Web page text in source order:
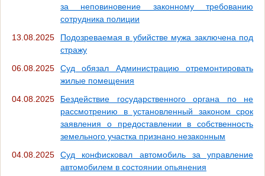
за неповиновение законному требованию
сотрудника полиции
13.08.2025
Подозреваемая в убийстве мужа заключена под
стражу
06.08.2025
Суд обязал Администрацию отремонтировать
жилые помещения
04.08.2025
Бездействие государственного органа по не
рассмотрению в установленный законом срок
заявления о предоставлении в собственность
земельного участка признано незаконным
04.08.2025
Суд конфисковал автомобиль за управление
автомобилем в состоянии опьянения